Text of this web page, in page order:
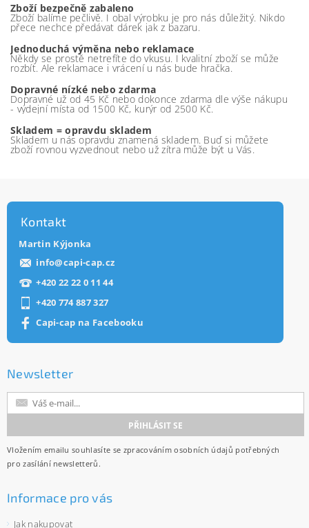
Zboží bezpečně zabaleno
Zboží balíme pečlivě. I obal výrobku je pro nás důležitý. Nikdo
přece nechce předávat dárek jak z bazaru.
Jednoduchá výměna nebo reklamace
Někdy se prostě netrefíte do vkusu. I kvalitní zboží se může
rozbít. Ale reklamace i vrácení u nás bude hračka.
Dopravné nízké nebo zdarma
Dopravné už od 45 Kč nebo dokonce zdarma dle výše nákupu
- výdejní místa od 1500 Kč, kurýr od 2500 Kč.
Skladem = opravdu skladem
Skladem u nás opravdu znamená skladem. Buď si můžete
zboží rovnou vyzvednout nebo už zítra může být u Vás.
Kontakt
Martin Kýjonka
info@capi-cap.cz
+420 22 22 0 11 44
+420 774 887 327
Capi-cap na Facebooku
Newsletter
Vložením emailu souhlasíte se zpracováním osobních údajů potřebných
pro zasílání newsletterů.
Informace pro vás
Jak nakupovat